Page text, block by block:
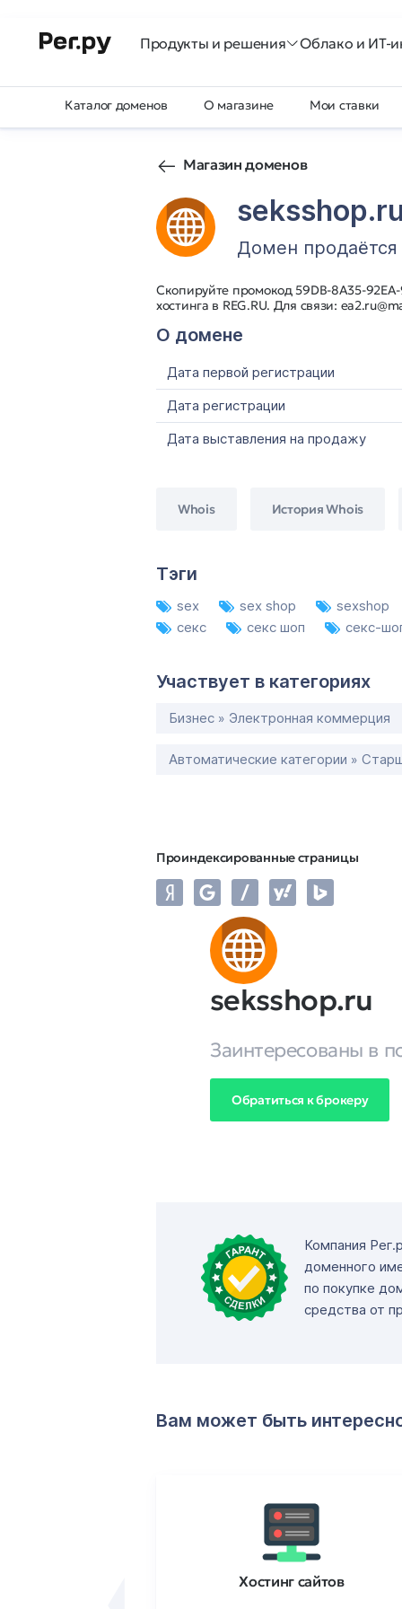
Продукты и решения Облако и ИТ-
Каталог доменов О магазине Мои ставки
Магазин доменов
Домен продаётся
Скопируйте промокод 59DB-8A35-
хостинга в REG.RU. Для связи:
О домене
Дата первой регистрации
Дата регистрации
Дата выставления на продажу
Whois История Whois
Тэги
sex sex shop sexshop
секс
секс шоп секс-
Участвует в категориях
Бизнес » Электронная коммерция
Автоматические категории »
Проиндексированные страницы
seksshop.ru
Заинтересованы в
Обратиться к брокеру
Компания
доменного
по покупке
средства от
Вам может быть
Хостинг сайтов